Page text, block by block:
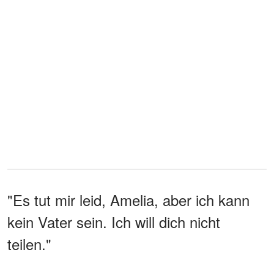
"Es tut mir leid, Amelia, aber ich kann
kein Vater sein. Ich will dich nicht
teilen."